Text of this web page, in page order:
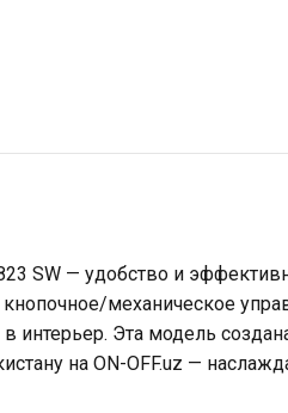
SW — удобство и
кнопочное/механическое
интерьер. Эта модель
на ON-OFF.uz —